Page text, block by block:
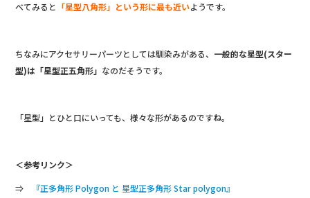
べてみると 「星型八角形」という形に最も近いようです。
ちなみにアクセサリーパーツとしては馴染みがある、 一般的な星型(スター
型)は「星型正五角形」 なのだそうです。
「星型」とひと口にいっても、様々な形があるのですね。
＜参考リンク＞
⇒
『正多角形 Polygon と 星型正多角形 Star polygon』